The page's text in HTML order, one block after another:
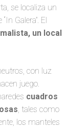
se localiza un
Galera”. El
un local
con luz
juego.
cuadros
, tales como
los manteles